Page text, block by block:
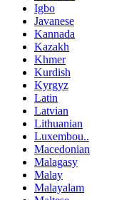
Igbo
Javanese
Kannada
Kazakh
Khmer
Kurdish
Kyrgyz
Latin
Latvian
Lithuanian
Luxembou..
Macedonian
Malagasy
Malay
Malayalam